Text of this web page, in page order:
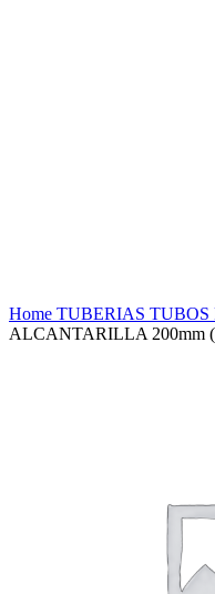
Home TUBERIAS
ALCANTARILLA 200mm